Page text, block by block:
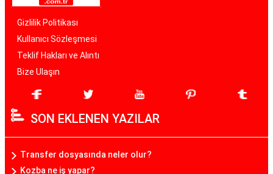
Gizlilik Politikası
Kullanıcı Sözleşmesi
Teklif Hakları ve Alıntı
Bize Ulaşın
SON EKLENEN YAZILAR
Transfer dosyasında neler olur?
Kozba ne iş yapar?